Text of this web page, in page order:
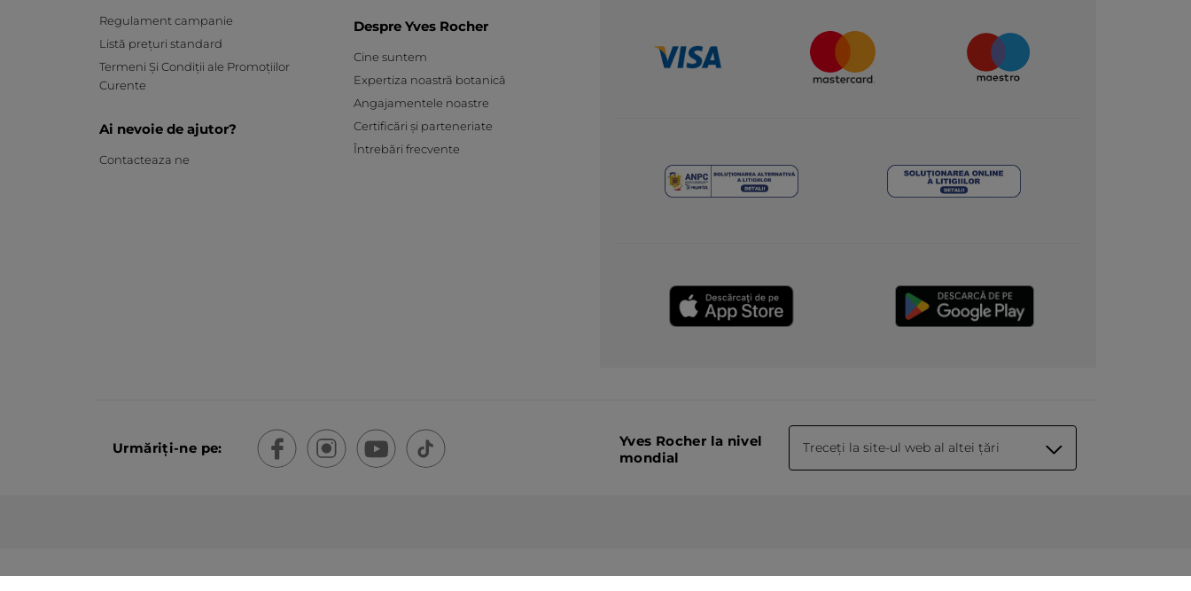
Regulament campanie
Listă prețuri standard
Termeni Și Condiții ale Promoțiilor
Curente
Ai nevoie de ajutor?
Contacteaza ne
Despre Yves Rocher
Cine suntem
Expertiza noastră botanică
Angajamentele noastre
Certificări și parteneriate
Întrebări frecvente
Urmăriți-ne pe:
Yves Rocher la nivel
mondial
Treceți la site-ul web al altei țări